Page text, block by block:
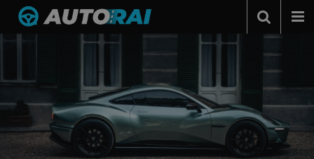
Autonieuws
Autotests
Automerken
Adverteren